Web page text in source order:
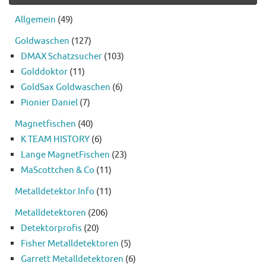
Allgemein (49)
Goldwaschen (127)
DMAX Schatzsucher (103)
Golddoktor (11)
GoldSax Goldwaschen (6)
Pionier Daniel (7)
Magnetfischen (40)
K TEAM HISTORY (6)
Lange MagnetFischen (23)
MaScottchen & Co (11)
Metalldetektor.Info (11)
Metalldetektoren (206)
Detektorprofis (20)
Fisher Metalldetektoren (5)
Garrett Metalldetektoren (6)